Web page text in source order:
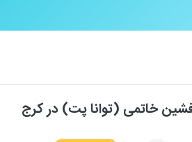
خاتمی (توانا پت) در کرج